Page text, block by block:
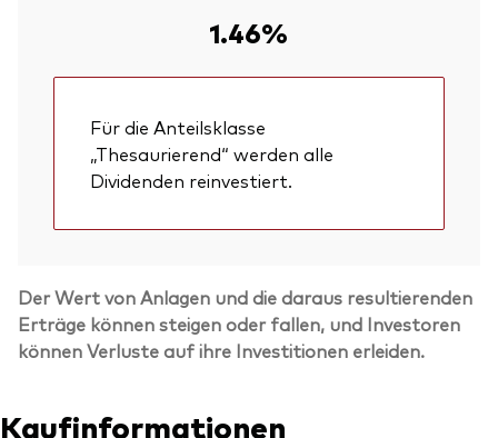
1.46%
Für die Anteilsklasse
„Thesaurierend“ werden alle
Dividenden reinvestiert.
Der Wert von Anlagen und die daraus resultierenden
Erträge können steigen oder fallen, und Investoren
können Verluste auf ihre Investitionen erleiden.
Kaufinformationen